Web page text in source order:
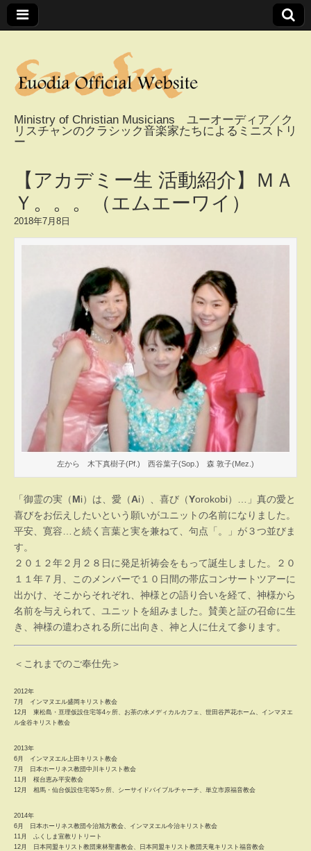
Euodia Official
Website / ユーオー
ディアオフィシャ
ルウェブサイト
Ministry of Christian Musicians ユーオーディア／ク
リスチャンのクラシック音楽家たちによるミニストリ
ー
【アカデミー生 活動紹介】ＭＡ
Ｙ。。。（エムエーワイ）
2018年7月8日
左から 木下真樹子(Pf.) 西谷葉子(Sop.) 森 敦子(Mez.)
「御霊の実（Mi）は、愛（Ai）、喜び（Yorokobi）…」真の愛と
喜びをお伝えしたいという願いがユニットの名前になりました。
平安、寛容…と続く言葉と実を兼ねて、句点「。」が３つ並びま
す。
２０１２年２月２８日に発足祈祷会をもって誕生しました。２０
１１年７月、このメンバーで１０日間の帯広コンサートツアーに
出かけ、そこからそれぞれ、神様との語り合いを経て、神様から
名前を与えられて、ユニットを組みました。賛美と証の召命に生
き、神様の遣わされる所に出向き、神と人に仕えて参ります。
＜これまでのご奉仕先＞
2012年
7月 インマヌエル盛岡キリスト教会
12月 東松島・亘理仮設住宅等4ヶ所、お茶の水メディカルカフェ、世田谷芦花ホーム、インマヌエ
ル金谷キリスト教会
2013年
6月 インマヌエル上田キリスト教会
7月 日本ホーリネス教団中川キリスト教会
11月 桜台恵み平安教会
12月 相馬・仙台仮設住宅等5ヶ所、シーサイドバイブルチャーチ、単立市原福音教会
2014年
6月 日本ホーリネス教団今治旭方教会、インマヌエル今治キリスト教会
11月 ふくしま宣教リトリート
12月 日本同盟キリスト教団東林聖書教会、日本同盟キリスト教団天竜キリスト福音教会